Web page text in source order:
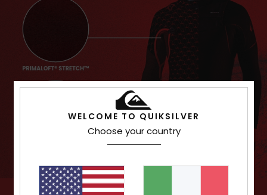
WELCOME TO QUIKSILVER
Choose your country